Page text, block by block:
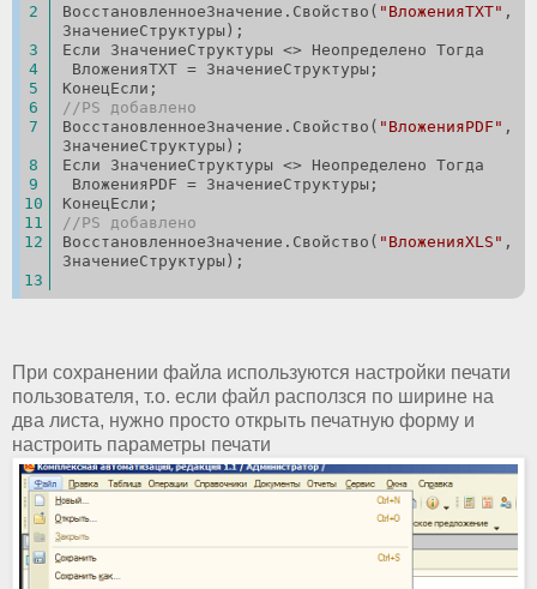
ВосстановленноеЗначение.Свойство( "ВложенияTXT" ,
ЗначениеСтруктуры);
Если ЗначениеСтруктуры <> Неопределено Тогда
ВложенияTXT = ЗначениеСтруктуры;
КонецЕсли;
//PS добавлено
ВосстановленноеЗначение.Свойство( "ВложенияPDF" ,
ЗначениеСтруктуры);
Если ЗначениеСтруктуры <> Неопределено Тогда
ВложенияPDF = ЗначениеСтруктуры;
КонецЕсли;
//PS добавлено
ВосстановленноеЗначение.Свойство( "ВложенияXLS" ,
ЗначениеСтруктуры);
При сохранении файла используются настройки печати
пользователя, т.о. если файл расползся по ширине на
два листа, нужно просто открыть печатную форму и
настроить параметры печати